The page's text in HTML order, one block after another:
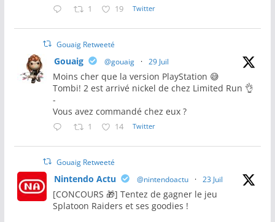
1 19 Twitter
Gouaig Retweeté
Gouaig @gouaig · 29 Juil
Moins cher que la version PlayStation 😅
Tombi! 2 est arrivé nickel de chez Limited Run 👌
-
Vous avez commandé chez eux ?
1 14 Twitter
Gouaig Retweeté
Nintendo Actu @nintendoactu · 23 Juil
[CONCOURS 🎁] Tentez de gagner le jeu
Splatoon Raiders et ses goodies !